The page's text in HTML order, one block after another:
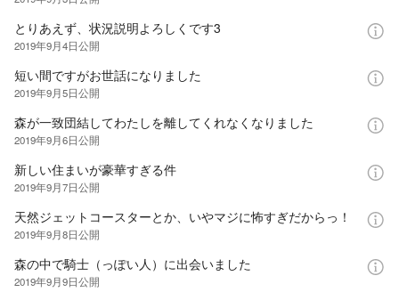
とりあえず、状況説明よろしくです3
2019年9月4日公開
短い間ですがお世話になりました
2019年9月5日公開
森が一致団結してわたしを離してくれなくなりました
2019年9月6日公開
新しい住まいが豪華すぎる件
2019年9月7日公開
天然ジェットコースターとか、いやマジに怖すぎだからっ！
2019年9月8日公開
森の中で騎士（っぽい人）に出会いました
2019年9月9日公開